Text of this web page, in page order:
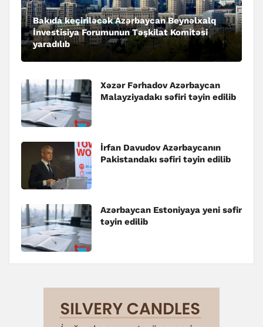
Bakıda keçiriləcək Azərbaycan Beynəlxalq
İnvestisiya Forumunun Təşkilat Komitəsi
yaradılıb
Xəzər Fərhadov Azərbaycan
Malayziyadakı səfiri təyin edilib
İrfan Davudov Azərbaycanın
Pakistandakı səfiri təyin edilib
Azərbaycan Estoniyaya yeni səfir
təyin edilib